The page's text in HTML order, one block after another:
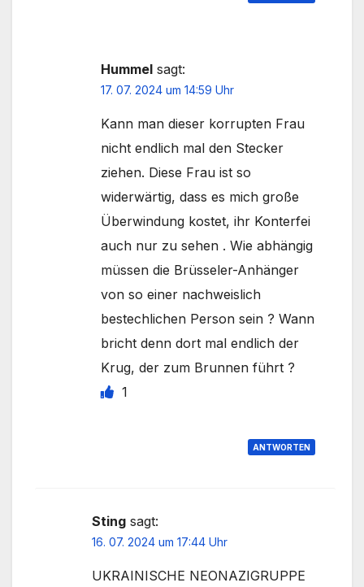
Hummel sagt:
17. 07. 2024 um 14:59 Uhr
Kann man dieser korrupten Frau
nicht endlich mal den Stecker
ziehen. Diese Frau ist so
widerwärtig, dass es mich große
Überwindung kostet, ihr Konterfei
auch nur zu sehen . Wie abhängig
müssen die Brüsseler-Anhänger
von so einer nachweislich
bestechlichen Person sein ? Wann
bricht denn dort mal endlich der
Krug, der zum Brunnen führt ?
1
ANTWORTEN
Sting sagt:
16. 07. 2024 um 17:44 Uhr
UKRAINISCHE NEONAZIGRUPPE